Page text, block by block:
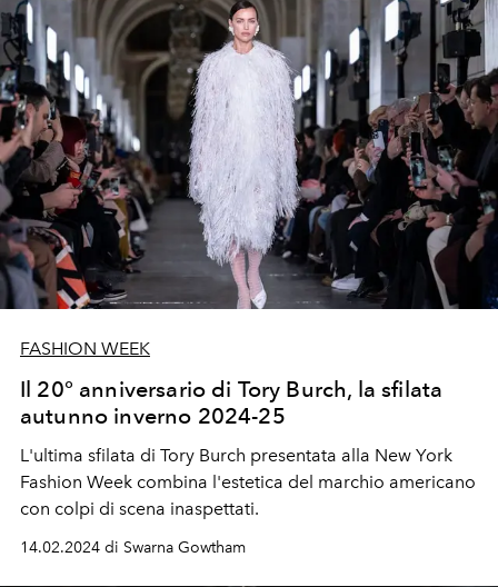
FASHION WEEK
Il 20° anniversario di Tory Burch, la sfilata
autunno inverno 2024-25
L'ultima sfilata di Tory Burch presentata alla New York
Fashion Week combina l'estetica del marchio americano
con colpi di scena inaspettati.
14.02.2024 di Swarna Gowtham